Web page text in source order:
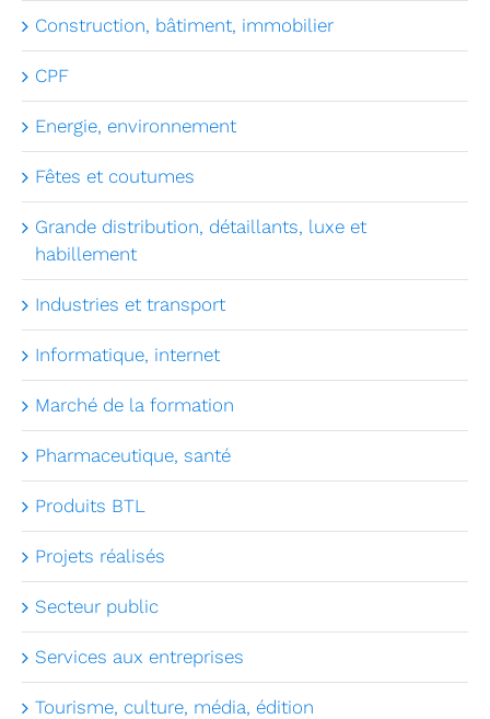
Construction, bâtiment, immobilier
CPF
Energie, environnement
Fêtes et coutumes
Grande distribution, détaillants, luxe et
habillement
Industries et transport
Informatique, internet
Marché de la formation
Pharmaceutique, santé
Produits BTL
Projets réalisés
Secteur public
Services aux entreprises
Tourisme, culture, média, édition